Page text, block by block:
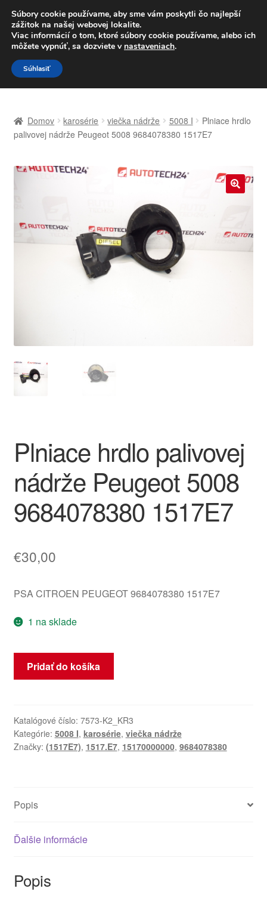
DOPRAVA od 6 EUR
Po–Pi 09:00–16:00 233 221 276
Preskočiť
na
navigáciu
Preskočiť
na
obsah
Celosvetová preprava
Košík
Platby
Reklamace
Reklamačný poriadok
Domov karosérie viečka nádrže 5008 I
Plniace hrdlo
palivovej nádrže Peugeot 5008 9684078380 1517E7
Plniace hrdlo palivovej
nádrže Peugeot 5008
9684078380 1517E7
€30,00
PSA CITROEN PEUGEOT 9684078380 1517E7
1 na sklade
množstvo
Plniace
nádrže
Peugeot
5008
Pridať do košíka
Katalógové číslo: 7573-K2_KR3
Kategórie: 5008 I, karosérie, viečka nádrže
Značky: (1517E7), 1517.E7, 15170000000, 9684078380
Popis
Ďalšie informácie
Popis
Súbory cookie používame, aby sme vám poskytli čo najlepší
zážitok na našej webovej lokalite.
Viac informácií o tom, ktoré súbory cookie používame, alebo ich
môžete vypnúť, sa dozviete v nastaveniach.
Súhlasiť